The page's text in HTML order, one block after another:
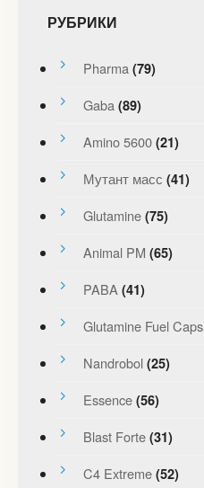
РУБРИКИ
Pharma (79)
Gaba (89)
Amino 5600 (21)
Мутант масс (41)
Glutamine (75)
Animal PM (65)
PABA (41)
Glutamine Fuel Caps
Nandrobol (25)
Essence (56)
Blast Forte (31)
C4 Extreme (52)